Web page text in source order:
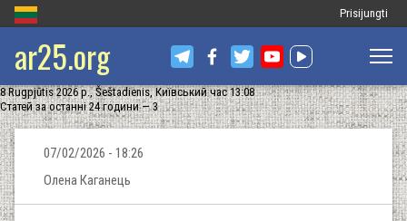
Меню
користувача
Prisijungti
ar25.org
8 Rugpjūtis 2026 р., Šeštadienis, Київський час 13:08
Статей за останні 24 години — 3
07/02/2026 - 18:26
Олена Каганець